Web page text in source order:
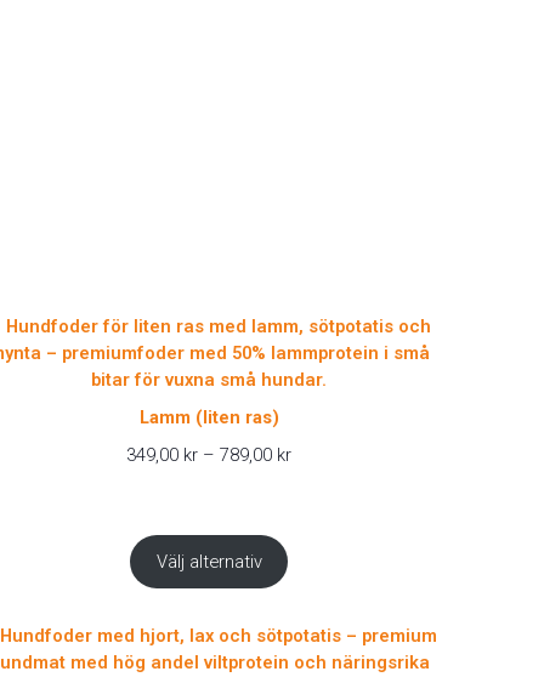
Lamm (liten ras)
349,00 kr – 789,00 krPrisintervall:
Välj alternativ